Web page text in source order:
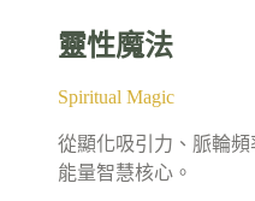
靈性魔法
Spiritual Magic
從顯化吸引力、脈輪
能量智慧核心。